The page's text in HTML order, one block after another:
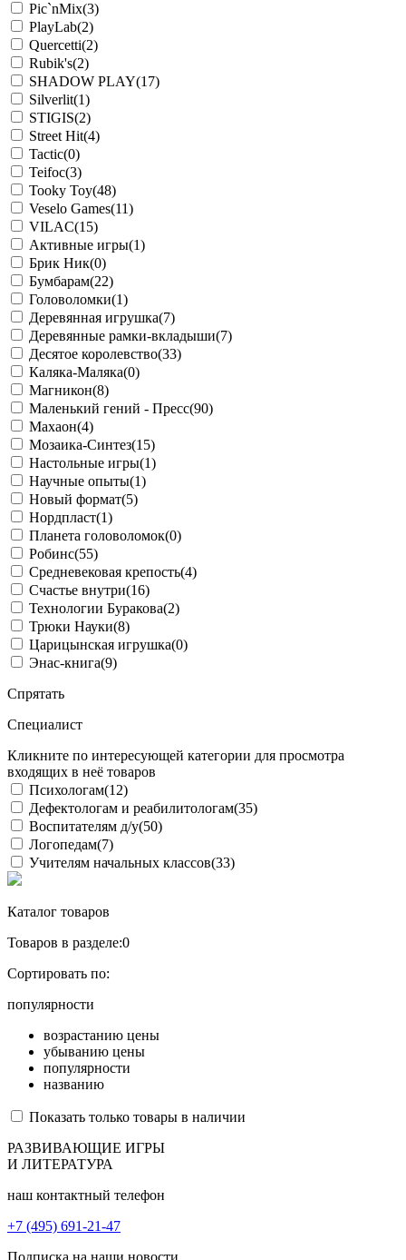
Pic`nMix(3)
PlayLab(2)
Quercetti(2)
Rubik's(2)
SHADOW PLAY(17)
Silverlit(1)
STIGIS(2)
Street Hit(4)
Tactic(0)
Teifoc(3)
Tooky Toy(48)
Veselo Games(11)
VILAC(15)
Активные игры(1)
Брик Ник(0)
Бумбарам(22)
Головоломки(1)
Деревянная игрушка(7)
Деревянные рамки-вкладыши(7)
Десятое королевство(33)
Каляка-Маляка(0)
Магникон(8)
Маленький гений - Пресс(90)
Махаон(4)
Мозаика-Синтез(15)
Настольные игры(1)
Научные опыты(1)
Новый формат(5)
Нордпласт(1)
Планета головоломок(0)
Робинс(55)
Средневековая крепость(4)
Счастье внутри(16)
Технологии Буракова(2)
Трюки Науки(8)
Царицынская игрушка(0)
Энас-книга(9)
Спрятать
Специалист
Кликните по интересующей категории для просмотра
входящих в неё товаров
Психологам(12)
Дефектологам и реабилитологам(35)
Воспитателям д/у(50)
Логопедам(7)
Учителям начальных классов(33)
Каталог товаров
Товаров в разделе:0
Сортировать по:
популярности
возрастанию цены
убыванию цены
популярности
названию
Показать только товары в наличии
РАЗВИВАЮЩИЕ ИГРЫ
И ЛИТЕРАТУРА
наш контактный телефон
+7 (495) 691-21-47
Подписка на наши новости